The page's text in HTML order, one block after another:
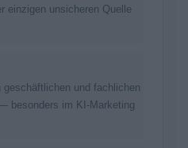
einzigen unsicheren Quelle
und fachlichen
besonders im KI-Marketing